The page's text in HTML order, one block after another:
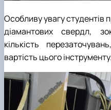
Особливу увагу студентів
діамантових свердл,
кількість
вартість цього інструменту.